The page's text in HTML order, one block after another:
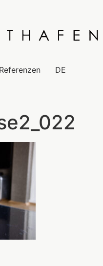
Referenzen
DE